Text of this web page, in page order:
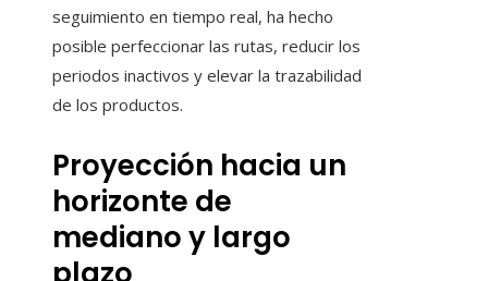
seguimiento en tiempo real, ha hecho
posible perfeccionar las rutas, reducir los
periodos inactivos y elevar la trazabilidad
de los productos.
Proyección hacia un
horizonte de
mediano y largo